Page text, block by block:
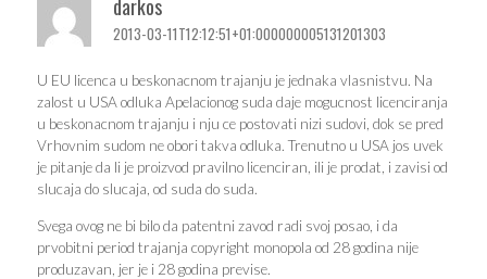
darkos
2013-03-11T12:12:51+01:000000005131201303
U EU licenca u beskonacnom trajanju je jednaka vlasnistvu. Na
zalost u USA odluka Apelacionog suda daje mogucnost licenciranja
u beskonacnom trajanju i nju ce postovati nizi sudovi, dok se pred
Vrhovnim sudom ne obori takva odluka. Trenutno u USA jos uvek
je pitanje da li je proizvod pravilno licenciran, ili je prodat, i zavisi od
slucaja do slucaja, od suda do suda.
Svega ovog ne bi bilo da patentni zavod radi svoj posao, i da
prvobitni period trajanja copyright monopola od 28 godina nije
produzavan, jer je i 28 godina previse.